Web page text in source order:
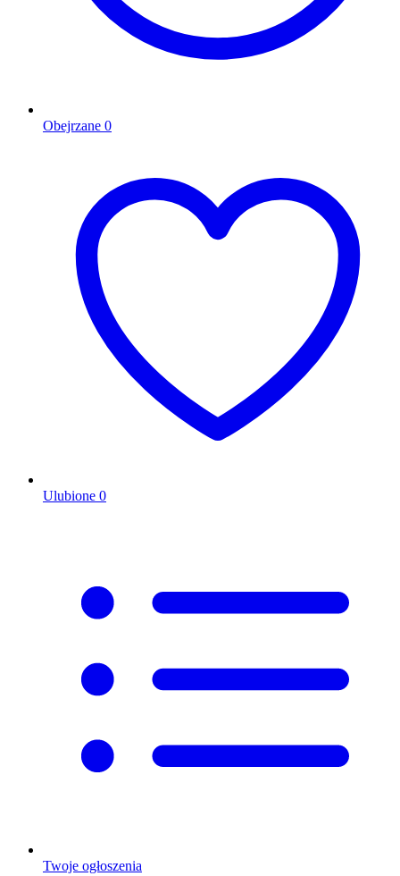
Obejrzane 0
Ulubione 0
Twoje ogłoszenia